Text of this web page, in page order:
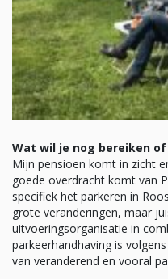
Wat wil je nog bereiken
Mijn pensioen komt in zicht
goede overdracht komt van
specifiek het parkeren in
grote veranderingen, maar
uitvoeringsorganisatie in
parkeerhandhaving is
van veranderend en vooral